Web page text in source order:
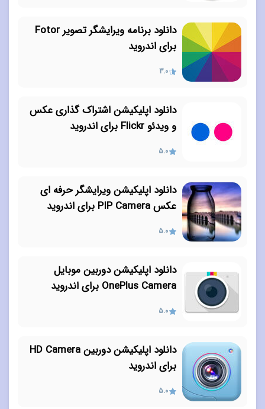
دانلود برنامه ویرایشگر تصویر Fotor
برای اندروید
3.0
دانلود اپلیکیشن اشتراک گذاری عکس
و ویدئو Flickr برای اندروید
5.0
دانلود اپلیکیشن ویرایشگر حرفه ای
عکس PIP Camera برای اندروید
5.0
دانلود اپلیکیشن دوربین موبایل
OnePlus Camera برای اندروید
5.0
دانلود اپلیکیشن دوربین HD Camera
برای اندروید
5.0